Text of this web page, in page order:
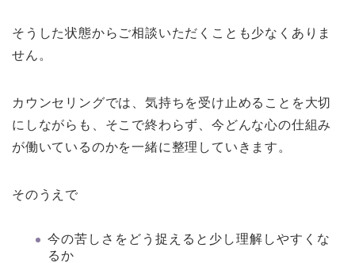
そうした状態からご相談いただくことも少なくありま
せん。
カウンセリングでは、気持ちを受け止めることを大切
にしながらも、そこで終わらず、今どんな心の仕組み
が働いているのかを一緒に整理していきます。
そのうえで
今の苦しさをどう捉えると少し理解しやすくな
るか